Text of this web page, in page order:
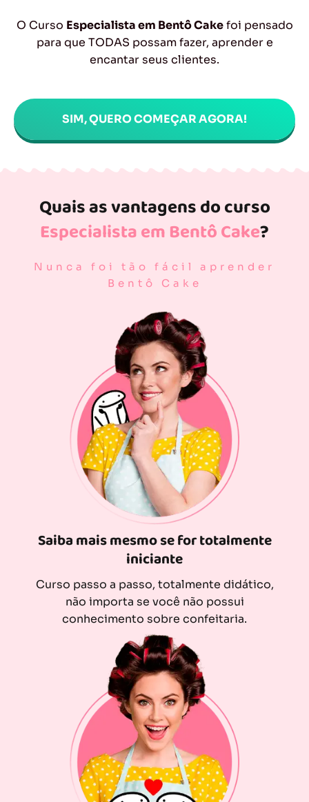
O Curso Especialista em Bentô Cakefoi pensado
para que TODAS possam fazer, aprender e
encantar seus clientes.
SIM, QUERO COMEÇAR AGORA!
Quais as vantagens do curso
Especialista em Bentô Cake?
Nunca foi tão fácil aprender
Bentô Cake
Saiba mais mesmo se for totalmente
iniciante
Curso passo a passo, totalmente didático,
não importa se você não possui
conhecimento sobre confeitaria.